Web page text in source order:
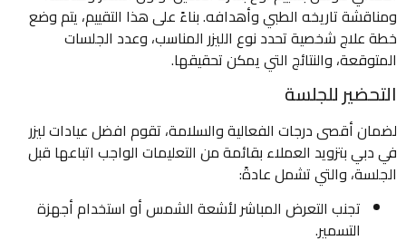
ومناقشة تاريخه الطبي وأهدافه. بناءً على هذا التقييم، يتم وضع
خطة علاج شخصية تحدد نوع الليزر المناسب، وعدد الجلسات
المتوقعة، والنتائج التي يمكن تحقيقها.
التحضير للجلسة
لضمان أقصى درجات الفعالية والسلامة، تقوم افضل عيادات ليزر
في دبي بتزويد العملاء بقائمة من التعليمات الواجب اتباعها قبل
الجلسة، والتي تشمل عادةً:
تجنب التعرض المباشر لأشعة الشمس أو استخدام أجهزة
التسمير.